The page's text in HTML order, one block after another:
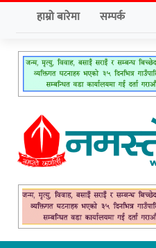
हाम्रो बारेमा सम्पर्क